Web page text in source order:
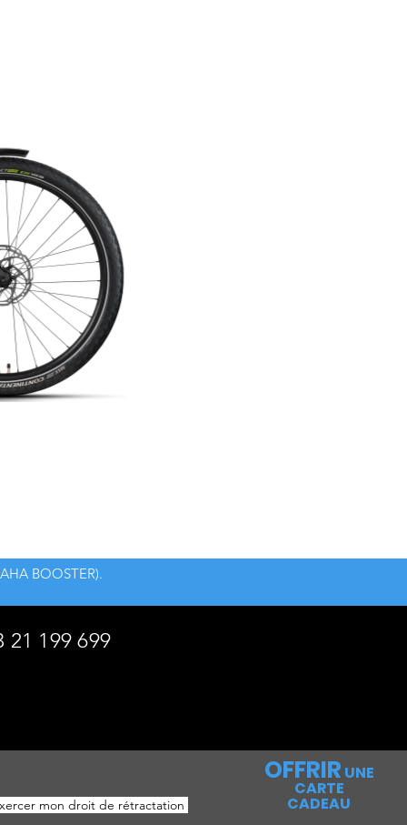
OFFRIR UNE
CARTE
CADEAU
21 199 699
mon droit de rétractation
BOOSTER).